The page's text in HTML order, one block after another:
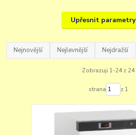
Upřesnit parametry
Nejnovější Nejlevnější Nejdražší
Zobrazuji 1-24 z 24
strana z 1